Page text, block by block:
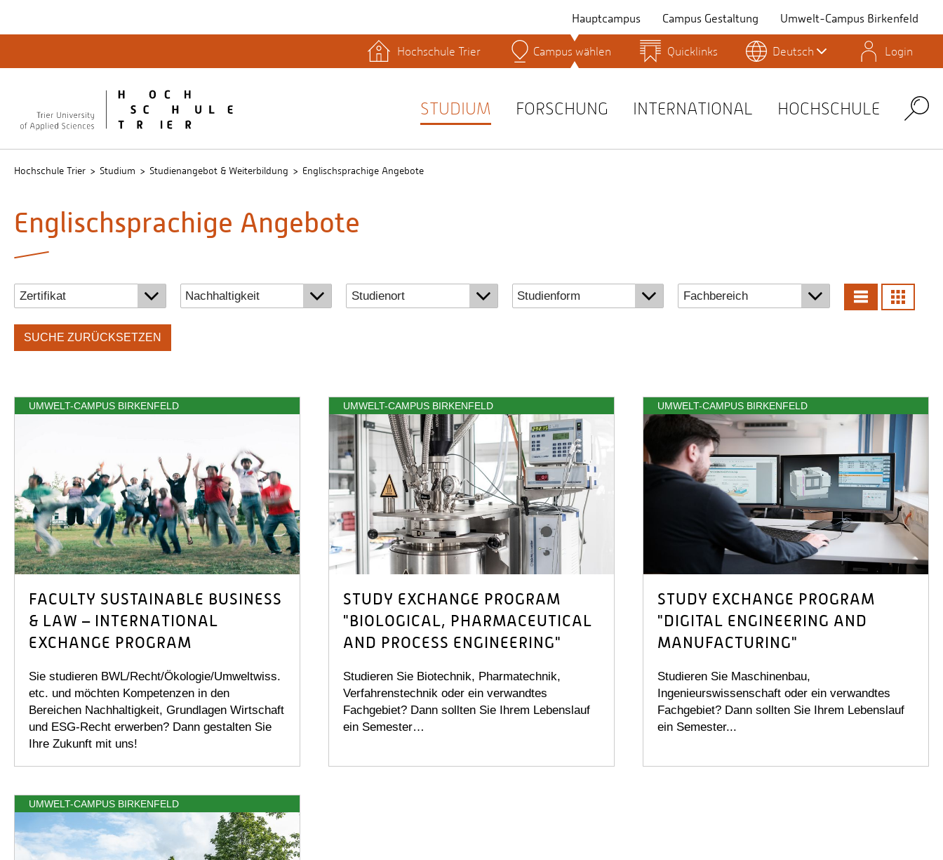
Hauptcampus Campus Gestaltung Umwelt-Campus Birkenfeld
Lernplattformen
Personensuche
Studienservice
Stud.IP
Hochschule Trier Campus wählen Quicklinks Deutsch Login
STUDIUM FORSCHUNG INTERNATIONAL HOCHSCHULE Search
Hochschule Trier Studium Studienangebot & Weiterbildung Englischsprachige Angebote
Englischsprachige Angebote
SUCHE ZURÜCKSETZEN
UMWELT-CAMPUS BIRKENFELD
FACULTY SUSTAINABLE BUSINESS
& LAW – INTERNATIONAL
EXCHANGE PROGRAM
Sie studieren BWL/Recht/Ökologie/Umweltwiss.
etc. und möchten Kompetenzen in den
Bereichen Nachhaltigkeit, Grundlagen Wirtschaft
und ESG-Recht erwerben? Dann gestalten Sie
Ihre Zukunft mit uns!
UMWELT-CAMPUS BIRKENFELD
STUDY EXCHANGE PROGRAM
"BIOLOGICAL, PHARMACEUTICAL
AND PROCESS ENGINEERING"
Studieren Sie Biotechnik, Pharmatechnik,
Verfahrenstechnik oder ein verwandtes
Fachgebiet? Dann sollten Sie Ihrem Lebenslauf
ein Semester…
UMWELT-CAMPUS BIRKENFELD
STUDY EXCHANGE PROGRAM
"DIGITAL ENGINEERING AND
MANUFACTURING"
Studieren Sie Maschinenbau,
Ingenieurswissenschaft oder ein verwandtes
Fachgebiet? Dann sollten Sie Ihrem Lebenslauf
ein Semester...
UMWELT-CAMPUS BIRKENFELD